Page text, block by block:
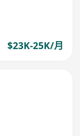
$23K-25K/月